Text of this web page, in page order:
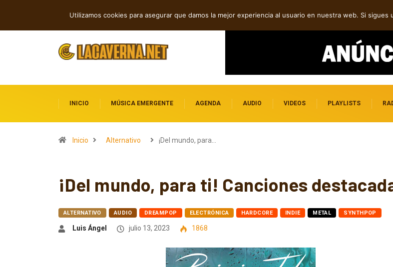
INICIO MÚSICA EMERGENTE AGENDA AUDIO VIDEOS PLAYLISTS
Inicio Alternativo ¡Del mundo, para…
¡Del mundo, para ti! Canciones
ALTERNATIVO AUDIO DREAMPOP ELECTRÓNICA HARDCORE INDIE METAL SYNTHPOP
Luis Ángel julio 13, 2023 1868
Utilizamos cookies para asegurar que damos la mejor experiencia al usuario en nuestra web. Si